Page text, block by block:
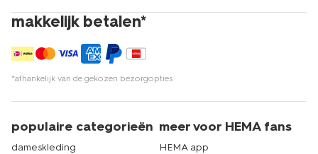
makkelijk betalen*
*afhankelijk van de gekozen bezorgopties
populaire categorieën
dameskleding
meer voor HEMA fans
HEMA app